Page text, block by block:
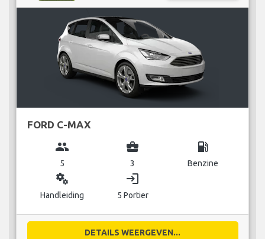
FORD C-MAX
group
5
business_center
3
local_gas_station
Benzine
miscellaneous_services
Handleiding
login
5 Portier
DETAILS WEERGEVEN...